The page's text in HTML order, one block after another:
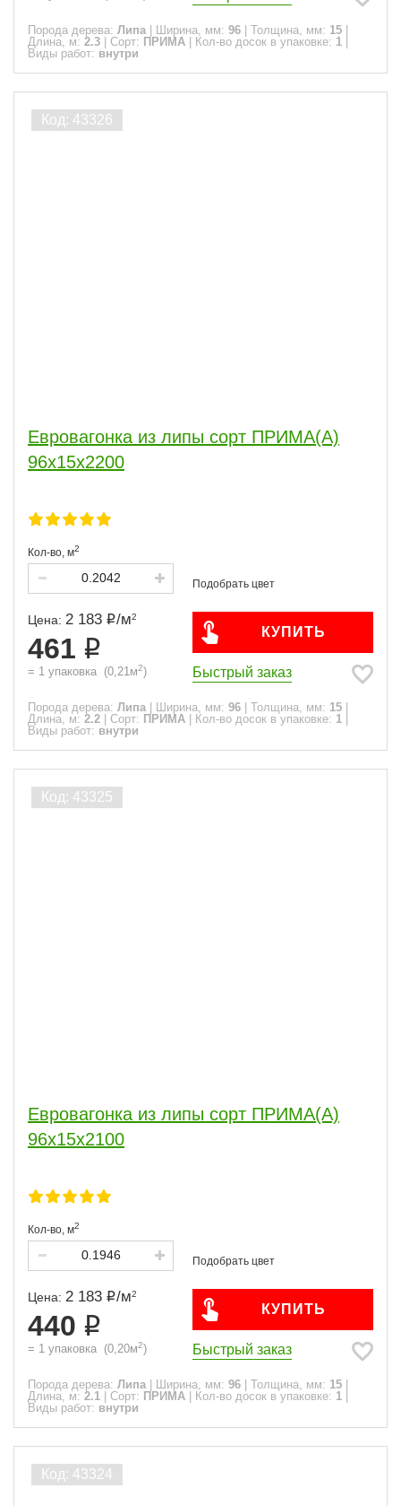
Порода дерева: Липа Ширина, мм: 96 Толщина, мм: 15
Длина, м: 2.3 Сорт: ПРИМА Кол-во досок в упаковке: 1
Виды работ: внутри
Евровагонка из липы сорт ПРИМА(А)
96x15x2200
Кол-во, м2
Цена: 2 183 /м2
461
= 1 упаковка (0,21м2)
КУПИТЬ
Быстрый заказ
Порода дерева: Липа Ширина, мм: 96 Толщина, мм: 15
Длина, м: 2.2 Сорт: ПРИМА Кол-во досок в упаковке: 1
Виды работ: внутри
Евровагонка из липы сорт ПРИМА(А)
96x15x2100
Кол-во, м2
Цена: 2 183 /м2
440
= 1 упаковка (0,20м2)
КУПИТЬ
Быстрый заказ
Порода дерева: Липа Ширина, мм: 96 Толщина, мм: 15
Длина, м: 2.1 Сорт: ПРИМА Кол-во досок в упаковке: 1
Виды работ: внутри